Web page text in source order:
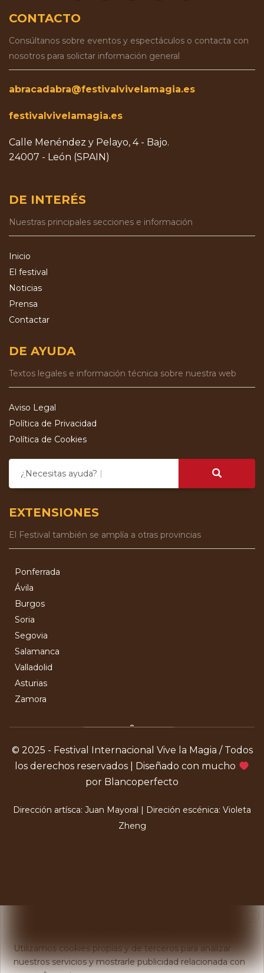
CONTACTO
Consúltanos sobre eventos y espectáculos o contacta con
nosotros para solictar información general
abracadabra@festivalvivelamagia.es
festivalvivelamagia.es
Calle Menéndez y Pelayo, 4 - Bajo.
24007 - León (SPAIN)
DE INTERÉS
Nuestras principales secciones e información
Inicio
El festival
Noticias
Prensa
Contactar
DE AYUDA
Textos legales e información técnica sobre nuestra web
Aviso Legal
Política de Privacidad
Política de Cookies
¿Necesitas ayuda?
EXTENSIONES
El Festival también se amplía a otras provincias
Ponferrada
Ávila
Burgos
Soria
Segovia
Salamanca
Valladolid
Asturias
Zamora
© 2025 - Festival Internacional Vive la Magia / Todos
los derechos reservados | Diseñado con mucho
por Blancoperfecto
Dirección artísca: Juan Mayoral | Direción escénica: Violeta
Zheng
Utilizamos cookies propias y de terceros para analizar
nuestros servicios y mostrarle publicidad relacionada con